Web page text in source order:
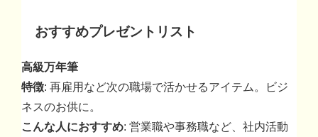
おすすめプレゼントリスト
高級万年筆
特徴: 再雇用など次の職場で活かせるアイテム。ビジ
ネスのお供に。
こんな人におすすめ: 営業職や事務職など、社内活動